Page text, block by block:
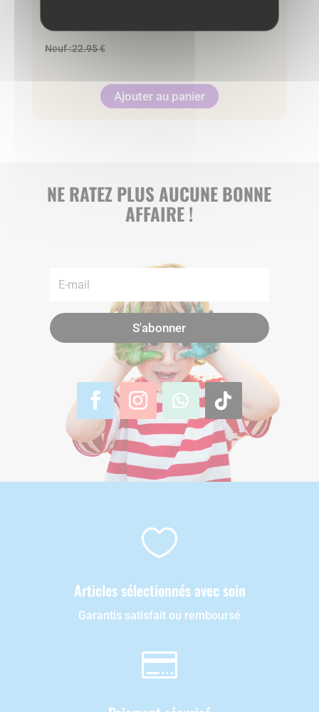
Neuf :22.95 €
Ajouter au panier
NE RATEZ PLUS AUCUNE BONNE
AFFAIRE !
S'abonner

Articles sélectionnés avec soin
Garantis satisfait ou remboursé
